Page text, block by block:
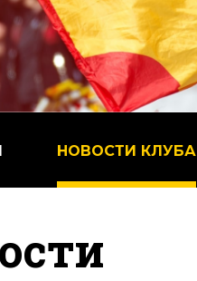
НОВОСТИ КЛУБА